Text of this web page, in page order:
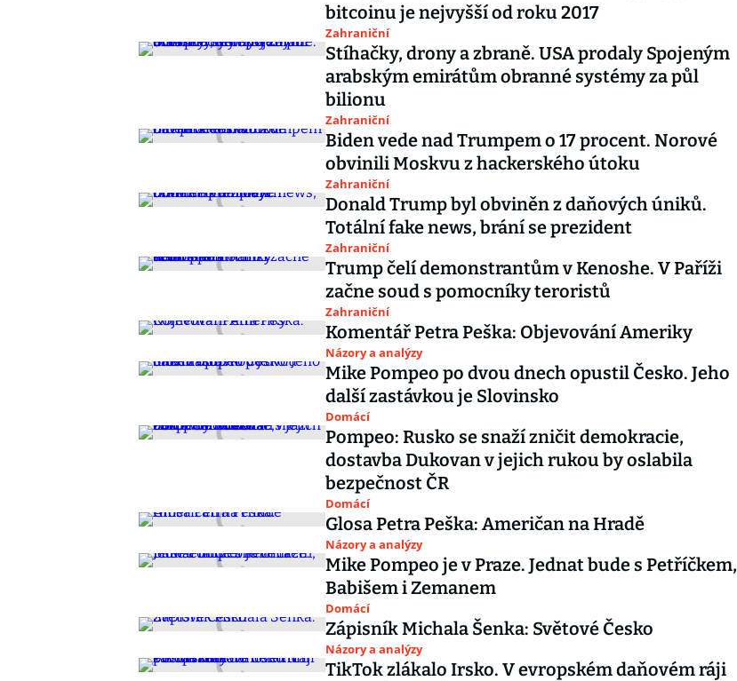
bitcoinu je nejvyšší od roku 2017
Zahraniční
Stíhačky, drony a zbraně. USA prodaly Spojeným
arabským emirátům obranné systémy za půl
bilionu
Zahraniční
Biden vede nad Trumpem o 17 procent. Norové
obvinili Moskvu z hackerského útoku
Zahraniční
Donald Trump byl obviněn z daňových úniků.
Totální fake news, brání se prezident
Zahraniční
Trump čelí demonstrantům v Kenoshe. V Paříži
začne soud s pomocníky teroristů
Zahraniční
Komentář Petra Peška: Objevování Ameriky
Názory a analýzy
Mike Pompeo po dvou dnech opustil Česko. Jeho
další zastávkou je Slovinsko
Domácí
Pompeo: Rusko se snaží zničit demokracie,
dostavba Dukovan v jejich rukou by oslabila
bezpečnost ČR
Domácí
Glosa Petra Peška: Američan na Hradě
Názory a analýzy
Mike Pompeo je v Praze. Jednat bude s Petříčkem,
Babišem i Zemanem
Domácí
Zápisník Michala Šenka: Světové Česko
Názory a analýzy
TikTok zlákalo Irsko. V evropském daňovém ráji